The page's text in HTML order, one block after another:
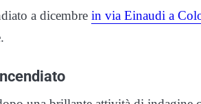
a dicembre in via Einaudi a